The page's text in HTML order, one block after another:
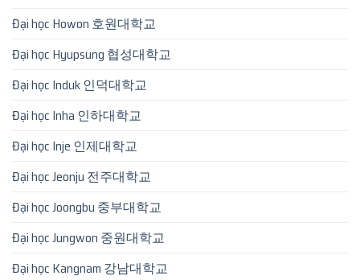
Đại học Howon 호원대학교
Đại học Hyupsung 협성대학교
Đại học Induk 인덕대학교
Đại học Inha 인하대학교
Đại học Inje 인제대학교
Đại học Jeonju 전주대학교
Đại học Joongbu 중부대학교
Đại học Jungwon 중원대학교
Đại học Kangnam 강남대학교